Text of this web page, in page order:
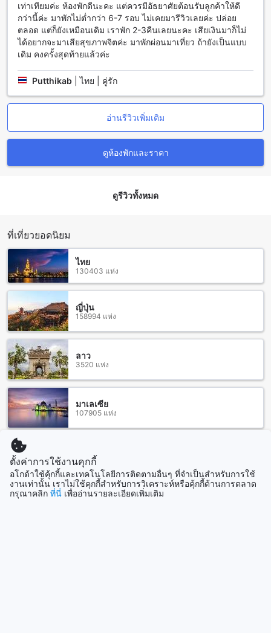
ปภังกร เฮาส์ ตั้งอยู่ในสุราษฎร์ธานีและมีสถานที่ท่องเที่ยวใกล้
เคียงมากมายที่น่าสนใจ ศาลหลักเมืองสุราษฎร์ธานีเป็นหนึ่งใน
สถานที่สำคัญที่คุณสามารถเยี่ยมชมได้ในเขตใกล้เคียง สวนน้ำ
เดอะ ไพเรท พาร์คเป็นสถานที่ที่เหมาะแก่การผ่อนคลายและ
และเป็นศูนย์กลางของความเชื่อทางศาสนาในพื้นที่นี้
ร้านอาหารใกล้เคียงที่ ปภังกร เฮาส์
หากคุณกำลังมองหาร้านอาหารที่อร่อยและหลากหลายสไตล์ใกล้
ใกล้เคียงเช่น Day & Night of Surat Thani, Sum Gradang
Nga, Bloom URT Suratthani, Dhe Puttu (Ernakulam),
Thani, และ Pa Ting Seafood 2 Restaurant ได้อย่างง่ายดาย ทุก
ตนเอง
แหล่งช้อปปิ้งรอบ ปภังกร เฮาส์
หากคุณชื่นชอบการช้อปปิ้ง ประสบการณ์ที่น่าตื่นเต้นรออยู่ในรอบ
ของ ปภังกร เฮาส์ ซึ่งอยู่ใกล้กับห้าแหล่งช้อปปิ้งที่น่าสนใจ ได้แก่
Big C Super Centre, เทสโก้โลตัสสุราษฎร์ธานี, มิสตูกะ คาปูชิ
โน, ตลาดโต้รุ่งสุราษฎร์ธานี, และเซ็นทรัลพลาซา สุราษฎร์ธานี
ที่นี่คุณสามารถเลือกซื้อสินค้าต่างๆ ได้อย่างหลากหลาย ไม่ว่าจะ
เป็นเสื้อผ้า อาหาร ของใช้ หรือของสะสม และยังมีร้านค้าและ
ร้านอาหารให้คุณเลือกเยอะมาก
ประมาณราคาห้องพักที่ ปภังกร เฮาส์
ปภังกร เฮาส์ เป็นที่พักที่มีราคาที่คุ้มค่าและเหมาะสำหรับผู้ที่
ต้องการพักผ่อนในเมืองสุราษฎร์ธานี ราคาเฉลี่ยของห้องพักที่ปภัง
กร เฮาส์อยู่ที่ $27 ต่อคืน ซึ่งถือว่าเป็นราคาที่เข้าถึงง่ายและเหมาะ
สมกับงบประมาณของผู้เข้าพักเพียงพอ
เมื่อเปรียบเทียบกับราคาเฉลี่ยของห้องพักในเมืองสุราษฎร์ธานีที่อยู่
ที่ $41 ต่อคืน ราคาห้องพักที่ปภังกร เฮาส์จึงถือว่าเป็นราคาที่สุดคุ้ม
ค่าและคุ้มค่ากว่า ทำให้ผู้เข้าพักสามารถเพลิดเพลินไปกับการเข้า
พักในสุราษฎร์ธานีได้อย่างคุ้มค่าและสบายใจ
เท่าเทียมค่ะ ห้องพักดีนะคะ แต่ควรมีอัธยาศัยต้อนรับลูกค้าให้ดี
กว่านี้ค่ะ มาพักไม่ต่ำกว่า 6-7 รอบ ไม่เคยมารีวิวเลยค่ะ ปล่อย
ตลอด แต่ก็ยังเหมือนเดิม เราพัก 2-3คืนเลยนะคะ เสียเงินมาก็ไม่
ได้อยากจะมาเสียสุขภาพจิตค่ะ มาพักผ่อนมาเที่ยว ถ้ายังเป็นแบบ
เดิม คงครั้งสุดท้ายแล้วค่ะ
Putthikab |ไทย | คู่รัก
อ่านรีวิวเพิ่มเติม
ดูห้องพักและราคา
ดูรีวิวทั้งหมด
ที่เที่ยวยอดนิยม
ไทย
130403 แห่ง
ญี่ปุ่น
158994 แห่ง
ลาว
3520 แห่ง
มาเลเซีย
107905 แห่ง
1505 แห่ง
แสดงเพิ่ม
ตั้งค่าการใช้งานคุกกี้
อโกด้าใช้คุ้กกี้และเทคโนโลยีการติดตามอื่นๆ ที่จำเป็นสำหรับการใช้
งานเท่านั้น เราไม่ใช้คุกกี้สำหรับการวิเคราะห์หรือคุ้กกี้ด้านการตลาด
กรุณาคลิก ที่นี่ เพื่ออ่านรายละเอียดเพิ่มเติม